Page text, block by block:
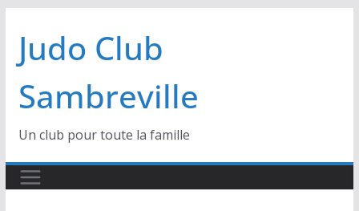
contenu
Judo Club
Sambreville
Un club pour toute la famille